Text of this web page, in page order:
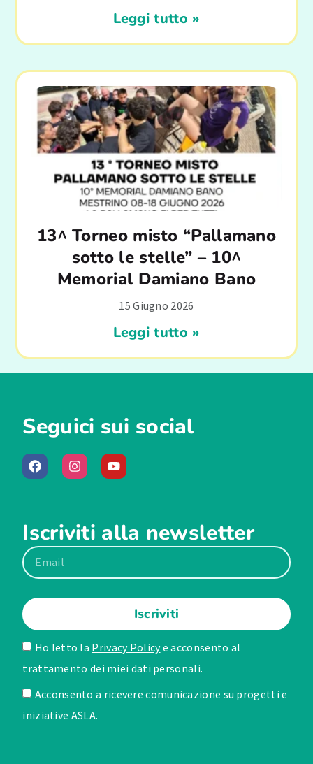
Leggi tutto »
13^ Torneo misto “Pallamano
sotto le stelle” – 10^
Memorial Damiano Bano
15 Giugno 2026
Leggi tutto »
Seguici sui social
Iscriviti alla newsletter
Ho letto la Privacy Policye acconsento al
trattamento dei miei dati personali.
Acconsento a ricevere comunicazione su progetti e
iniziative ASLA.
Iscriviti